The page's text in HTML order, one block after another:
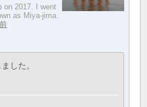
on 2017. I went
as Miya-jima.
した。